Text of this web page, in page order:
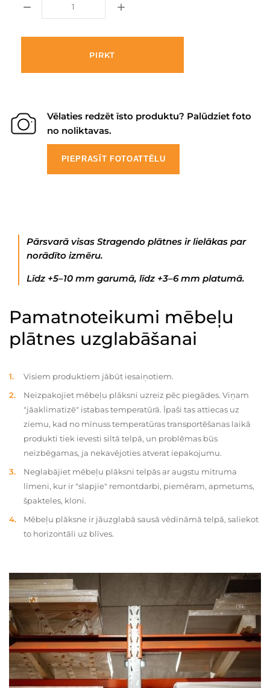
PIRKT
Vēlaties redzēt īsto produktu? Palūdziet foto
no noliktavas.
PIEPRASĪT FOTOATTĒLU
Pārsvarā visas Stragendo plātnes ir lielākas par
norādīto izmēru.
Līdz +5–10 mm garumā, līdz +3–6 mm platumā.
Pamatnoteikumi mēbeļu
plātnes uzglabāšanai
Visiem produktiem jābūt iesaiņotiem.
Neizpakojiet mēbeļu plāksni uzreiz pēc piegādes. Viņam
"jāaklimatizē" istabas temperatūrā. Īpaši tas attiecas uz
ziemu, kad no mīnuss temperatūras transportēšanas laikā
produkti tiek ievesti siltā telpā, un problēmas būs
neizbēgamas, ja nekavējoties atverat iepakojumu.
Neglabājiet mēbeļu plāksni telpās ar augstu mitruma
līmeni, kur ir "slapjie" remontdarbi, piemēram, apmetums,
špakteles, kloni.
Mēbeļu plāksne ir jāuzglabā sausā vēdināmā telpā, saliekot
to horizontāli uz blīves.